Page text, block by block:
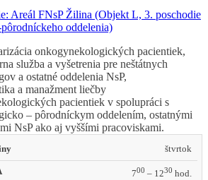
Areál FNsP Žilina (Objekt L, 3. poschodie
oddelenia)
onkogynekologických pacientiek,
služba a vyšetrenia pre neštátnych
a ostatné oddelenia NsP,
a manažment liečby
pacientiek v spolupráci s
– pôrodníckym oddelením, ostatnými
NsP ako aj vyššími pracoviskami.
AMBULANCIA štvrtok
700 – 1230 hod.